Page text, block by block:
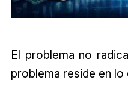
El problema no
problema reside en lo